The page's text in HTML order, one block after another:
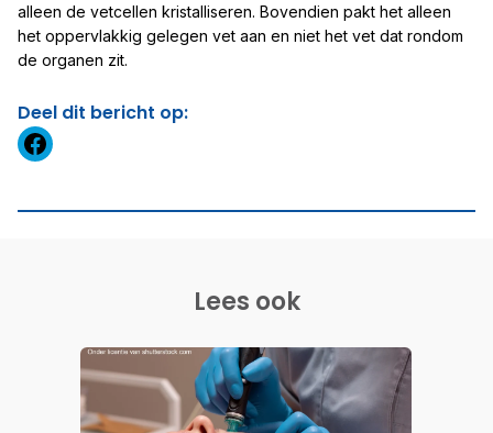
alleen de vetcellen kristalliseren. Bovendien pakt het alleen
het oppervlakkig gelegen vet aan en niet het vet dat rondom
de organen zit.
Deel dit bericht op:
https://www.facebook.com
Lees ook